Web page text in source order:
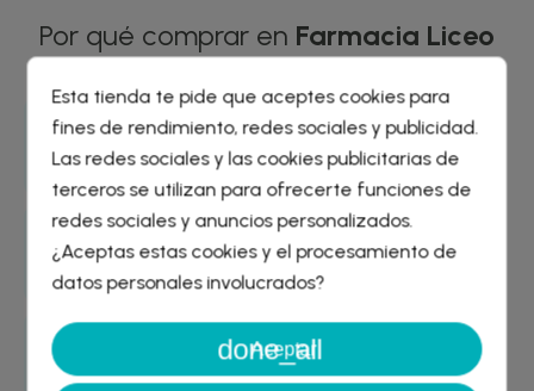
Por qué comprar en Farmacia Liceo
Entrega GRATIS
desde 29€
Garantía de devolución
asegurada
Envío rápido
24/48 horas
Crear lista de deseos
Nombre de la lista de deseos
Cancelar Crear lista de deseos
Iniciar sesión
Debe iniciar sesión para guardar productos en su lista de
deseos.
Cancelar Iniciar sesión
Esta tienda te pide que aceptes cookies para
fines de rendimiento, redes sociales y publicidad.
Las redes sociales y las cookies publicitarias de
terceros se utilizan para ofrecerte funciones de
redes sociales y anuncios personalizados.
¿Aceptas estas cookies y el procesamiento de
datos personales involucrados?
done_all
Aceptar